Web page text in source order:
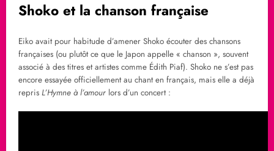
Shoko et la chanson française
Eiko avait pour habitude d’amener Shoko écouter des chansons
françaises (ou plutôt ce que le Japon appelle « chanson », souvent
associé à des titres et artistes comme Édith Piaf). Shoko ne s’est pas
encore essayée officiellement au chant en français, mais elle a déjà
repris L’Hymne à l’amour lors d’un concert :